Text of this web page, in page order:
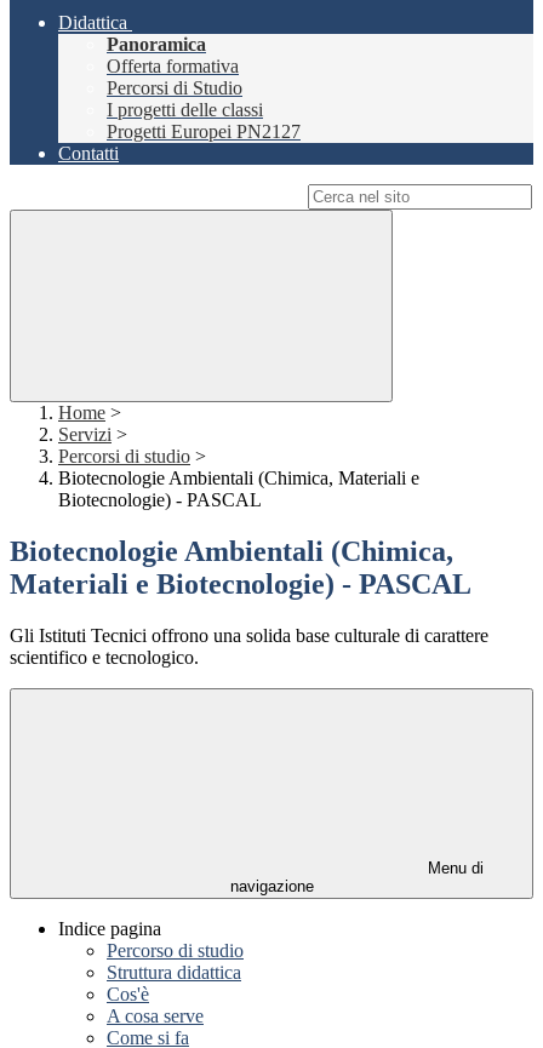
Didattica
Panoramica
Offerta formativa
Percorsi di Studio
I progetti delle classi
Progetti Europei PN2127
Contatti
Home >
Servizi >
Percorsi di studio >
Biotecnologie Ambientali (Chimica, Materiali e
Biotecnologie) - PASCAL
Biotecnologie Ambientali (Chimica,
Materiali e Biotecnologie) - PASCAL
Gli Istituti Tecnici offrono una solida base culturale di carattere
scientifico e tecnologico.
Menu di
navigazione
Indice pagina
Percorso di studio
Struttura didattica
Cos'è
A cosa serve
Come si fa